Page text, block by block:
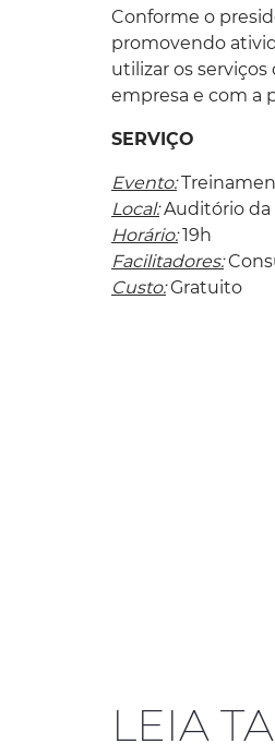
Conforme o
promovendo
utilizar os
empresa e com a
SERVIÇO
Evento:
Local:Auditório da
Horário:19h
Facilitadores:
Custo:Gratuito
LEIA